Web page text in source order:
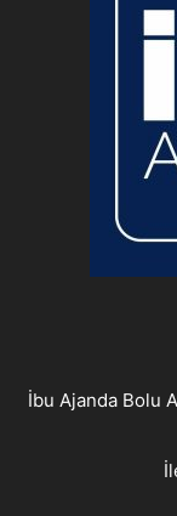
İbu Ajanda Bolu